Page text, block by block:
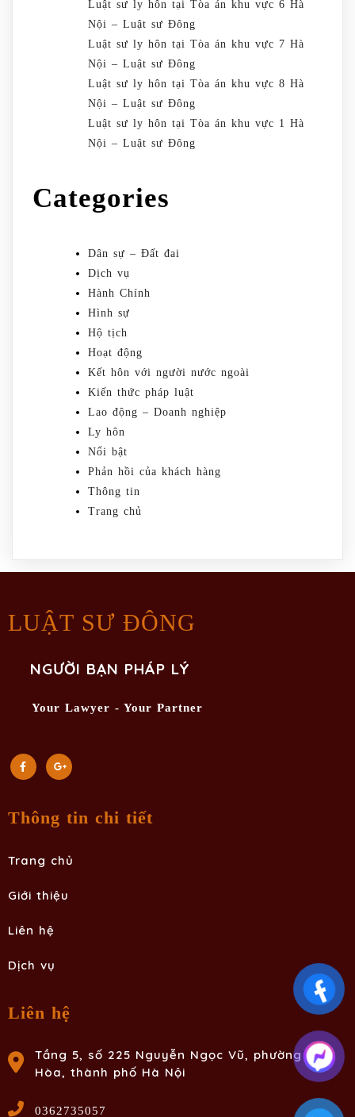
Luật sư ly hôn tại Tòa án khu vực 6 Hà
Nội – Luật sư Đông
Luật sư ly hôn tại Tòa án khu vực 7 Hà
Nội – Luật sư Đông
Luật sư ly hôn tại Tòa án khu vực 8 Hà
Nội – Luật sư Đông
Luật sư ly hôn tại Tòa án khu vực 1 Hà
Nội – Luật sư Đông
Categories
Dân sự – Đất đai
Dịch vụ
Hành Chính
Hình sự
Hộ tịch
Hoạt động
Kết hôn với người nước ngoài
Kiến thức pháp luật
Lao động – Doanh nghiệp
Ly hôn
Nổi bật
Phản hồi của khách hàng
Thông tin
Trang chủ
LUẬT SƯ ĐÔNG
NGƯỜI BẠN PHÁP LÝ
Your Lawyer - Your Partner
Thông tin chi tiết
Trang chủ
Giới thiệu
Liên hệ
Dịch vụ
Liên hệ
Tầng 5, số 225 Nguyễn Ngọc Vũ, phường Yên
Hòa, thành phố Hà Nội
0362735057